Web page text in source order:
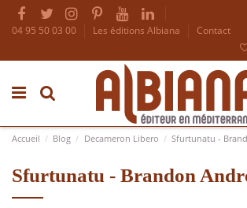
04 95 50 03 00 Les éditions Albiana
Contact
Accueil Blog Decameron Libero Sfurtunatu -
Sfurtunatu - Brandon